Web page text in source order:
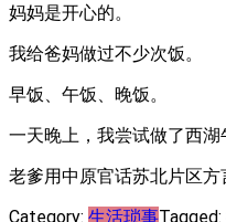
妈妈是开心的。
我给爸妈做过不少次饭。
早饭、午饭、晚饭。
一天晚上，我尝试做了西湖
老爹用中原官话苏北片区方
Category: 生活琐事Tagged: